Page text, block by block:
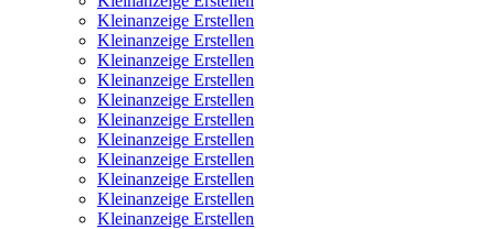
Kleinanzeige Erstellen
Kleinanzeige Erstellen
Kleinanzeige Erstellen
Kleinanzeige Erstellen
Kleinanzeige Erstellen
Kleinanzeige Erstellen
Kleinanzeige Erstellen
Kleinanzeige Erstellen
Kleinanzeige Erstellen
Kleinanzeige Erstellen
Kleinanzeige Erstellen